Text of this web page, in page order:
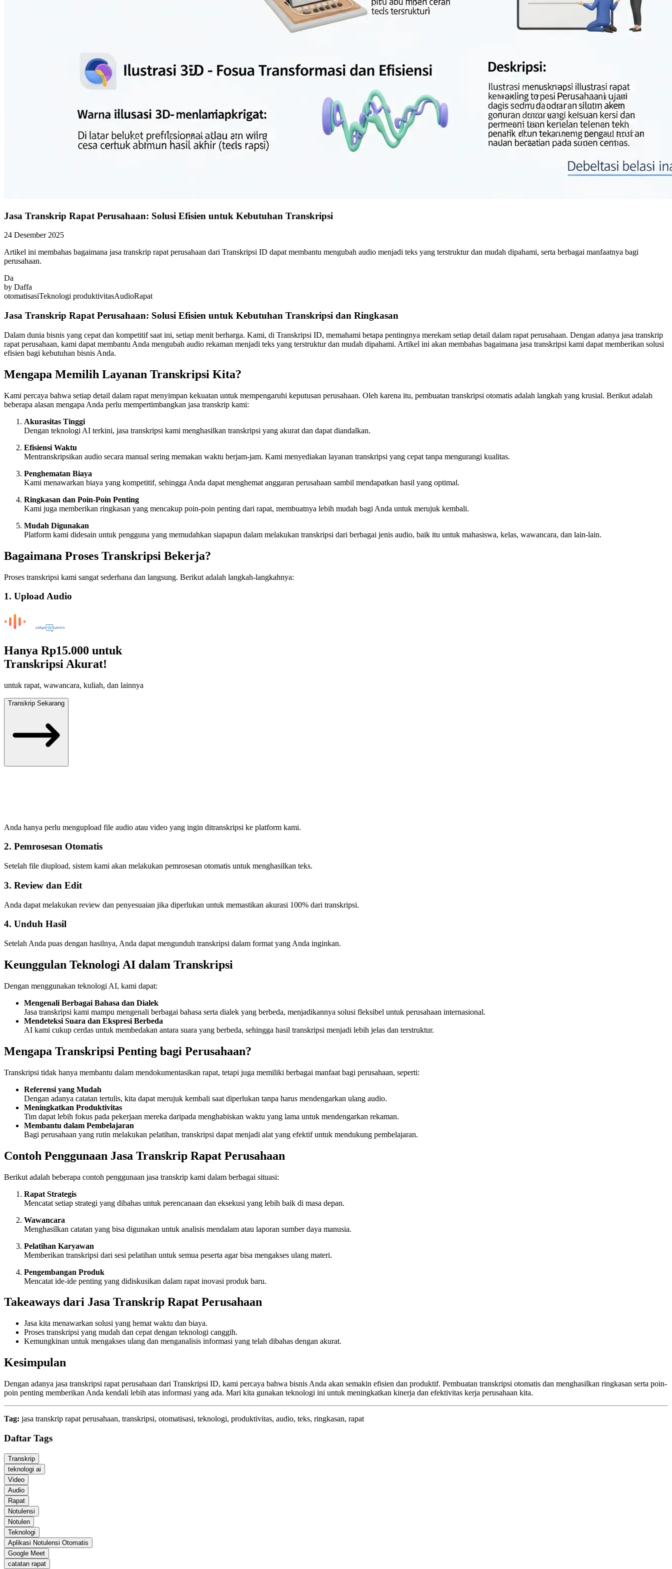
Jasa Transkrip Rapat Perusahaan: Solusi Efisien untuk Kebutuhan Transkripsi
24 Desember 2025
Artikel ini membahas bagaimana jasa transkrip rapat perusahaan dari Transkripsi ID dapat membantu mengubah audio menjadi teks yang terstruktur dan mudah dipahami, serta berbagai manfaatnya bagi
perusahaan.
Da
by Daffa
otomatisasiTeknologi produktivitasAudioRapat
Jasa Transkrip Rapat Perusahaan: Solusi Efisien untuk Kebutuhan Transkripsi dan Ringkasan
Dalam dunia bisnis yang cepat dan kompetitif saat ini, setiap menit berharga. Kami, di Transkripsi ID, memahami betapa pentingnya merekam setiap detail dalam rapat perusahaan. Dengan adanya jasa transkrip
rapat perusahaan, kami dapat membantu Anda mengubah audio rekaman menjadi teks yang terstruktur dan mudah dipahami. Artikel ini akan membahas bagaimana jasa transkripsi kami dapat memberikan solusi
efisien bagi kebutuhan bisnis Anda.
Mengapa Memilih Layanan Transkripsi Kita?
Kami percaya bahwa setiap detail dalam rapat menyimpan kekuatan untuk mempengaruhi keputusan perusahaan. Oleh karena itu, pembuatan transkripsi otomatis adalah langkah yang krusial. Berikut adalah
beberapa alasan mengapa Anda perlu mempertimbangkan jasa transkrip kami:
Akurasitas Tinggi
Dengan teknologi AI terkini, jasa transkripsi kami menghasilkan transkripsi yang akurat dan dapat diandalkan.
Efisiensi Waktu
Mentranskripsikan audio secara manual sering memakan waktu berjam-jam. Kami menyediakan layanan transkripsi yang cepat tanpa mengurangi kualitas.
Penghematan Biaya
Kami menawarkan biaya yang kompetitif, sehingga Anda dapat menghemat anggaran perusahaan sambil mendapatkan hasil yang optimal.
Ringkasan dan Poin-Poin Penting
Kami juga memberikan ringkasan yang mencakup poin-poin penting dari rapat, membuatnya lebih mudah bagi Anda untuk merujuk kembali.
Mudah Digunakan
Platform kami didesain untuk pengguna yang memudahkan siapapun dalam melakukan transkripsi dari berbagai jenis audio, baik itu untuk mahasiswa, kelas, wawancara, dan lain-lain.
Bagaimana Proses Transkripsi Bekerja?
Proses transkripsi kami sangat sederhana dan langsung. Berikut adalah langkah-langkahnya:
1. Upload Audio
Hanya Rp15.000 untuk
Transkripsi Akurat!
untuk rapat, wawancara, kuliah, dan lainnya
Transkrip Sekarang
Anda hanya perlu mengupload file audio atau video yang ingin ditranskripsi ke platform kami.
2. Pemrosesan Otomatis
Setelah file diupload, sistem kami akan melakukan pemrosesan otomatis untuk menghasilkan teks.
3. Review dan Edit
Anda dapat melakukan review dan penyesuaian jika diperlukan untuk memastikan akurasi 100% dari transkripsi.
4. Unduh Hasil
Setelah Anda puas dengan hasilnya, Anda dapat mengunduh transkripsi dalam format yang Anda inginkan.
Keunggulan Teknologi AI dalam Transkripsi
Dengan menggunakan teknologi AI, kami dapat:
Mengenali Berbagai Bahasa dan Dialek
Jasa transkripsi kami mampu mengenali berbagai bahasa serta dialek yang berbeda, menjadikannya solusi fleksibel untuk perusahaan internasional.
Mendeteksi Suara dan Ekspresi Berbeda
AI kami cukup cerdas untuk membedakan antara suara yang berbeda, sehingga hasil transkripsi menjadi lebih jelas dan terstruktur.
Mengapa Transkripsi Penting bagi Perusahaan?
Transkripsi tidak hanya membantu dalam mendokumentasikan rapat, tetapi juga memiliki berbagai manfaat bagi perusahaan, seperti:
Referensi yang Mudah
Dengan adanya catatan tertulis, kita dapat merujuk kembali saat diperlukan tanpa harus mendengarkan ulang audio.
Meningkatkan Produktivitas
Tim dapat lebih fokus pada pekerjaan mereka daripada menghabiskan waktu yang lama untuk mendengarkan rekaman.
Membantu dalam Pembelajaran
Bagi perusahaan yang rutin melakukan pelatihan, transkripsi dapat menjadi alat yang efektif untuk mendukung pembelajaran.
Contoh Penggunaan Jasa Transkrip Rapat Perusahaan
Berikut adalah beberapa contoh penggunaan jasa transkrip kami dalam berbagai situasi:
Rapat Strategis
Mencatat setiap strategi yang dibahas untuk perencanaan dan eksekusi yang lebih baik di masa depan.
Wawancara
Menghasilkan catatan yang bisa digunakan untuk analisis mendalam atau laporan sumber daya manusia.
Pelatihan Karyawan
Memberikan transkripsi dari sesi pelatihan untuk semua peserta agar bisa mengakses ulang materi.
Pengembangan Produk
Mencatat ide-ide penting yang didiskusikan dalam rapat inovasi produk baru.
Takeaways dari Jasa Transkrip Rapat Perusahaan
Jasa kita menawarkan solusi yang hemat waktu dan biaya.
Proses transkripsi yang mudah dan cepat dengan teknologi canggih.
Kemungkinan untuk mengakses ulang dan menganalisis informasi yang telah dibahas dengan akurat.
Kesimpulan
Dengan adanya jasa transkripsi rapat perusahaan dari Transkripsi ID, kami percaya bahwa bisnis Anda akan semakin efisien dan produktif. Pembuatan transkripsi otomatis dan menghasilkan ringkasan serta poin-
poin penting memberikan Anda kendali lebih atas informasi yang ada. Mari kita gunakan teknologi ini untuk meningkatkan kinerja dan efektivitas kerja perusahaan kita.
Tag: jasa transkrip rapat perusahaan, transkripsi, otomatisasi, teknologi, produktivitas, audio, teks, ringkasan, rapat
Daftar Tags
Transkrip
teknologi ai
Video
Audio
Rapat
Notulensi
Notulen
Teknologi
Aplikasi Notulensi Otomatis
Google Meet
catatan rapat